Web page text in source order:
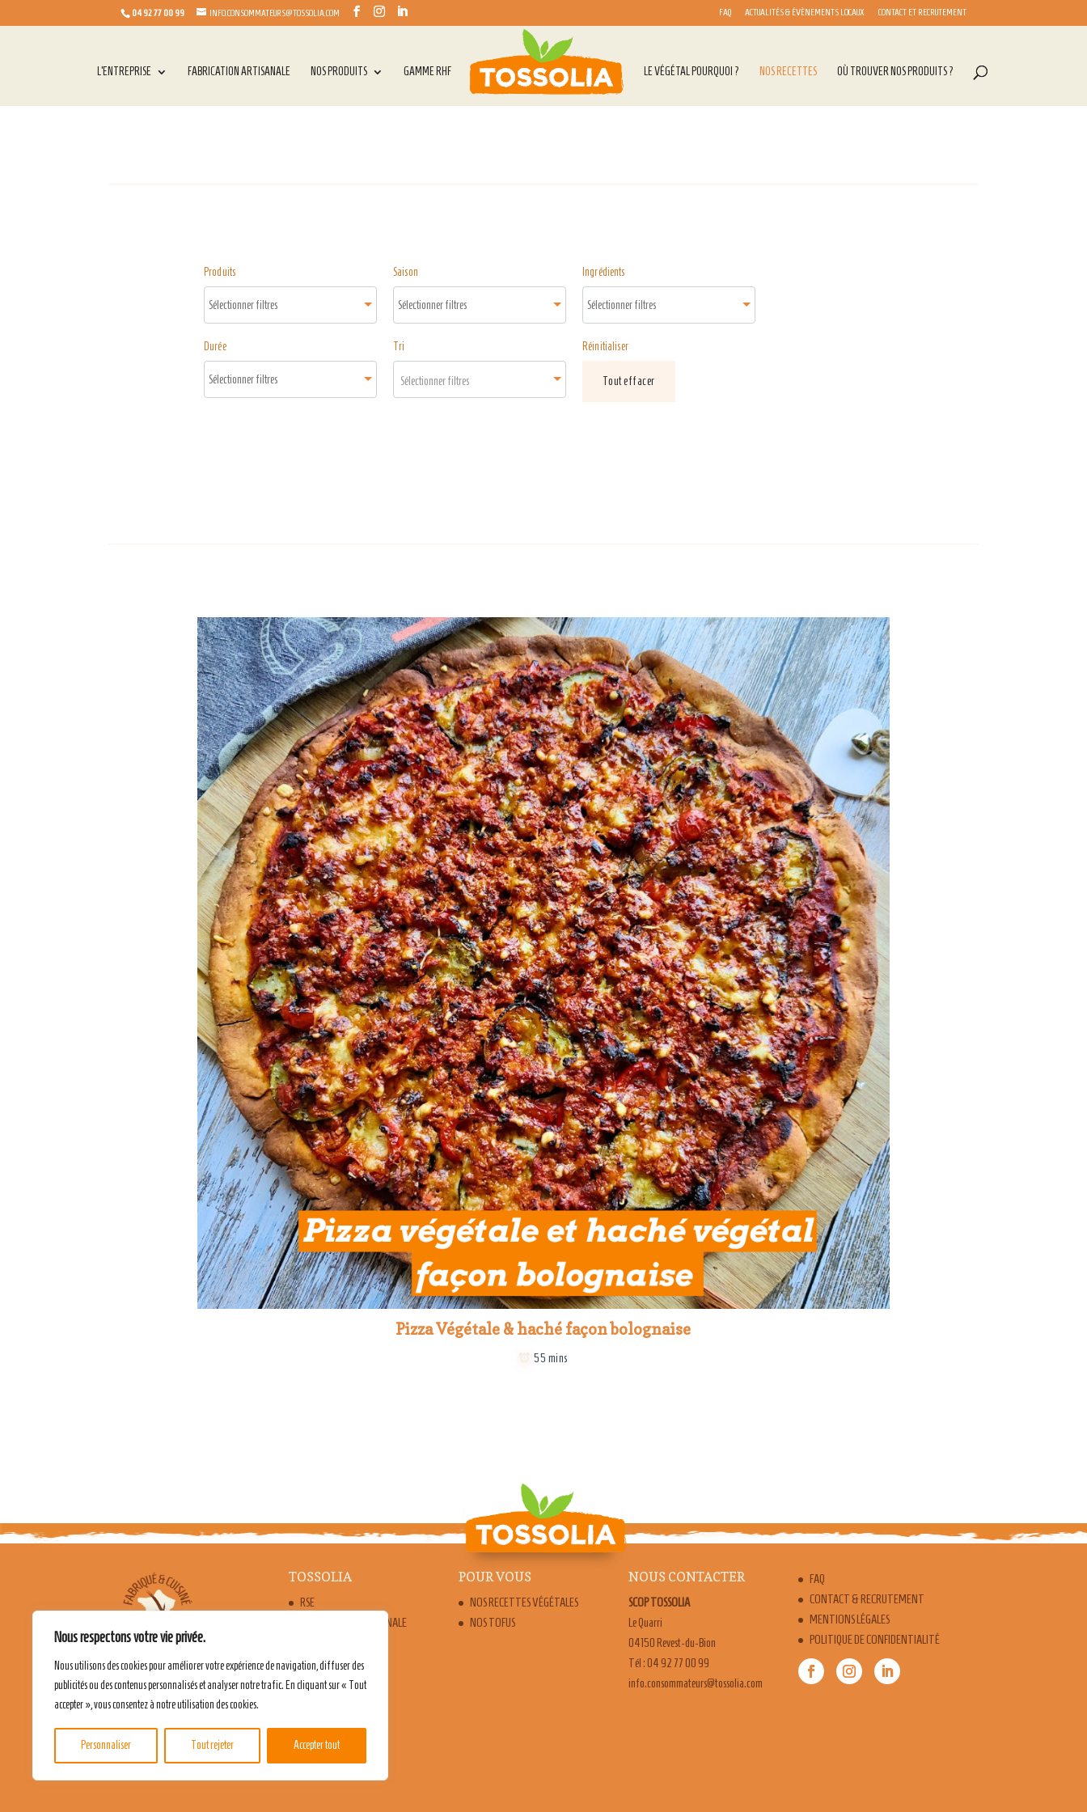
Nous respectons votre vie privée.
Nous utilisons des cookies pour améliorer votre expérience de navigation, diffuser des
publicités ou des contenus personnalisés et analyser notre trafic. En cliquant sur « Tout
accepter », vous consentez à notre utilisation des cookies.
Personnaliser Tout rejeter Accepter tout
04 92 77 00 99 INFO.CONSOMMATEURS@TOSSOLIA.COM FAQ ACTUALITÉS & ÉVÈNEMENTS LOCAUX CONTACT ET RECRUTEMENT
L’ENTREPRISE FABRICATION ARTISANALE NOS PRODUITS GAMME RHF LE VÉGÉTAL POURQUOI ? NOS RECETTES OÙ TROUVER NOS PRODUITS ?
Produits Saison Ingrédients
Durée Tri
Sélectionner filtres
Réinitialiser
Tout effacer
Pizza Végétale & haché façon bolognaise
55 mins
TOSSOLIA
RSE
FABRICATION ARTISANALE
POUR VOUS
NOS RECETTES VÉGÉTALES
NOS TOFUS
NOUS CONTACTER
SCOP TOSSOLIA
Le Quarri
04150 Revest-du-Bion
Tél : 04 92 77 00 99
moc.ailossot@sruetammosnoc.ofni
FAQ
CONTACT & RECRUTEMENT
MENTIONS LÉGALES
POLITIQUE DE CONFIDENTIALITÉ